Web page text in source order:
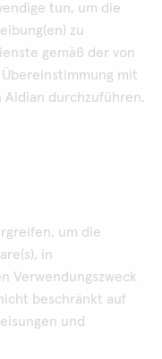
tun, um die
zu
gemäß der von
mit
Aidian durchzuführen.
um die
in
Verwendungszweck
beschränkt auf
und